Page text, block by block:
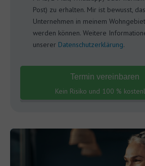
Post) zu erhalten. Mir ist bewusst,
Unternehmen in meinem
werden können. Weitere
unserer Datenschutzerklärung.
Termin vereinbaren
Kein Risiko und 100 %